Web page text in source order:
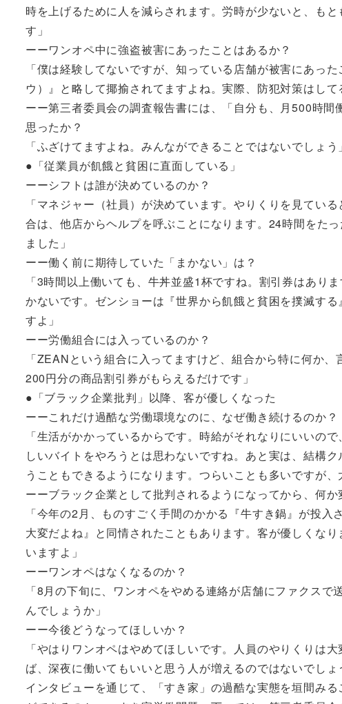
時を上げるために人を減らされます。労時が少ないと、も
す」
ーーワンオペ中に強盗被害にあったことはあるか？
「僕は経験してないですが、知っている店舗が被害にあっ
ウ）』と略して揶揄されてますよね。実際、防犯対策はして
ーー第三者委員会の調査報告書には、「自分も、月500時
思ったか？
「ふざけてますよね。みんなができることではないでしょう」
●「従業員が飢餓と貧困に直面している」
ーーシフトは誰が決めているのか？
「マネジャー（社員）が決めています。やりくりを見てい
合は、他店からヘルプを呼ぶことになります。24時間をた
ました」
ーー働く前に期待していた「まかない」は？
「3時間以上働いても、牛丼並盛1杯ですね。割引券はあり
かないです。ゼンショーは『世界から飢餓と貧困を撲滅す
すよ」
ーー労働組合には入っているのか？
「ZEANという組合に入ってますけど、組合から特に何か
200円分の商品割引券がもらえるだけです」
●「ブラック企業批判」以降、客が優しくなった
ーーこれだけ過酷な労働環境なのに、なぜ働き続けるのか？
「生活がかかっているからです。時給がそれなりにいいの
しいバイトをやろうとは思わないですね。あと実は、結構
うこともできるようになります。つらいことも多いですが
ーーブラック企業として批判されるようになってから、何か
「今年の2月、ものすごく手間のかかる『牛すき鍋』が投
大変だよね』と同情されたこともあります。客が優しくな
いますよ」
ーーワンオペはなくなるのか？
「8月の下旬に、ワンオペをやめる連絡が店舗にファクス
んでしょうか」
ーー今後どうなってほしいか？
「やはりワンオペはやめてほしいです。人員のやりくりは
ば、深夜に働いてもいいと思う人が増えるのではないでしょ
インタビューを通じて、「すき家」の過酷な実態を垣間み